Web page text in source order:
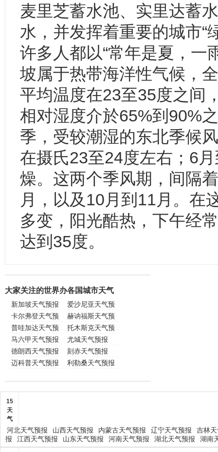
麦里芝蓄水池、实里达蓄
水，并发挥着重要的城市“
许多人都以“常年是夏，一
坡属于热带海洋性气候，
平均温度在23至35度之间
相对湿度介於65%到90%
季，受较潮湿的东北季候
在摄氏23至24度左右；6
燥。这两个季风期，间隔
月，以及10月到11月。在
多变，阳光酷热，下午经
达到35度。
大家关注的世界办各国城市天气
新加坡天气预报
爱沙尼亚天气预
报
卡尔弗登天气预
报
赫讷福斯天气预
报
普哇加达天气预
报
托木斯克天气预
报
马六甲天气预报
尤城天气预报
德朗西天气预报
刻赤天气预报
迈科普天气预报
利勒桑天气预报
15
天
气
河北天气预报 山西天气预报 内蒙古天气预报 辽宁天气预报
吉林
报
江西天气预报 山东天气预报 河南天气预报 湖北天气预报 湖南